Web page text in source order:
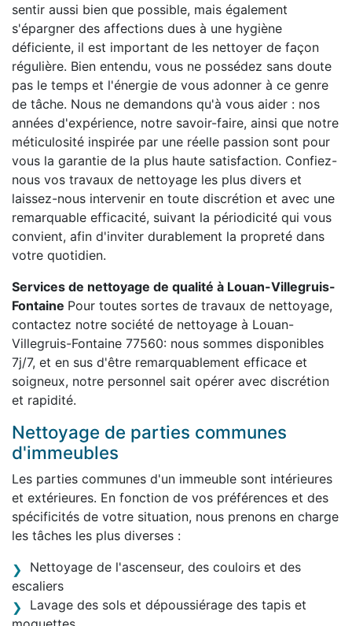
sentir aussi bien que possible, mais également
s'épargner des affections dues à une hygiène
déficiente, il est important de les nettoyer de façon
régulière. Bien entendu, vous ne possédez sans doute
pas le temps et l'énergie de vous adonner à ce genre
de tâche. Nous ne demandons qu'à vous aider : nos
années d'expérience, notre savoir-faire, ainsi que notre
méticulosité inspirée par une réelle passion sont pour
vous la garantie de la plus haute satisfaction. Confiez-
nous vos travaux de nettoyage les plus divers et
laissez-nous intervenir en toute discrétion et avec une
remarquable efficacité, suivant la périodicité qui vous
convient, afin d'inviter durablement la propreté dans
votre quotidien.
Services de nettoyage de qualité à Louan-Villegruis-
Fontaine Pour toutes sortes de travaux de nettoyage,
contactez notre société de nettoyage à Louan-
Villegruis-Fontaine 77560: nous sommes disponibles
7j/7, et en sus d'être remarquablement efficace et
soigneux, notre personnel sait opérer avec discrétion
et rapidité.
Nettoyage de parties communes
d'immeubles
Les parties communes d'un immeuble sont intérieures
et extérieures. En fonction de vos préférences et des
spécificités de votre situation, nous prenons en charge
les tâches les plus diverses :
Nettoyage de l'ascenseur, des couloirs et des
escaliers
Lavage des sols et dépoussiérage des tapis et